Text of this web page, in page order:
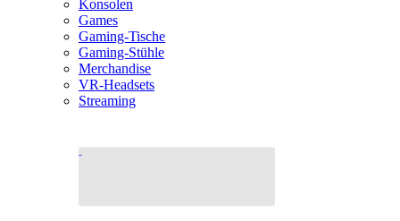
Konsolen
Games
Gaming-Tische
Gaming-Stühle
Merchandise
VR-Headsets
Streaming